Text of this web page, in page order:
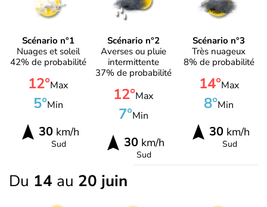
Scénario n°1
Nuages et soleil
42% de probabilité
12°Max
5°Min
30km/h
Sud
Scénario n°2
Averses ou pluie
intermittente
37% de probabilité
12°Max
7°Min
30km/h
Sud
Scénario n°3
Très nuageux
8% de probabilité
14°Max
8°Min
30 km/h
Sud
Du 14 au 20 juin